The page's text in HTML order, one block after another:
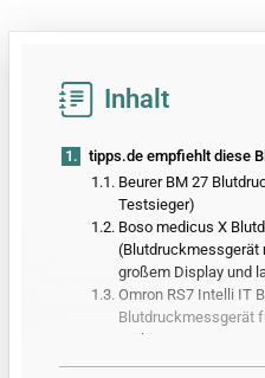
Inhalt
1.
tipps.de empfiehlt diese
1.1. Beurer BM 27
Testsieger)
1.2. Boso medicus X
(Blutdruckmessgerät
großem Display und
1.3. Omron RS7 Intelli IT
Blutdruckmessgerät
Withings BPM